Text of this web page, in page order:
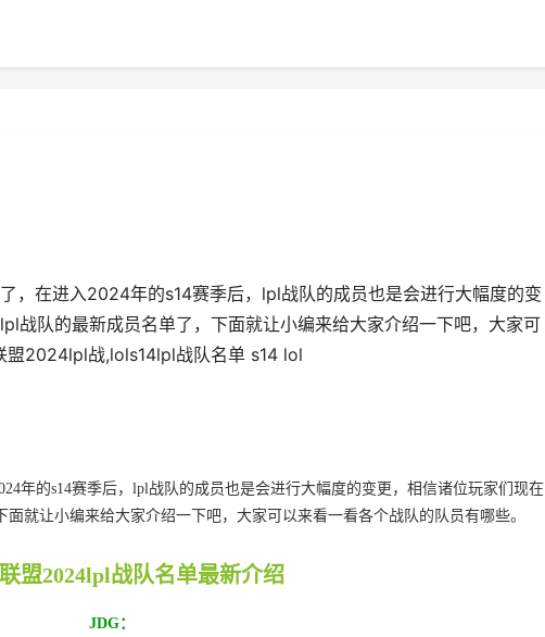
，在进入2024年的s14赛季后，lpl战队的成员也是会进行大幅度的变
战队的最新成员名单了，下面就让小编来给大家介绍一下吧，大家可
盟2024lpl战,lols14lpl战队名单 s14 lol
年的s14赛季后，lpl战队的成员也是会进行大幅度的变更，相信诸位玩家们现在
就让小编来给大家介绍一下吧，大家可以来看一看各个战队的队员有哪些。
盟2024lpl战队名单最新介绍
JDG：